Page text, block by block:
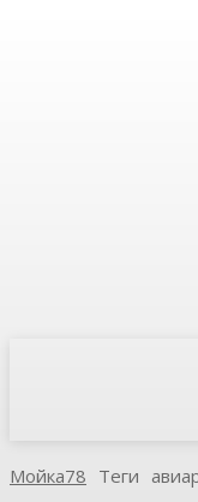
Мойка78 Теги